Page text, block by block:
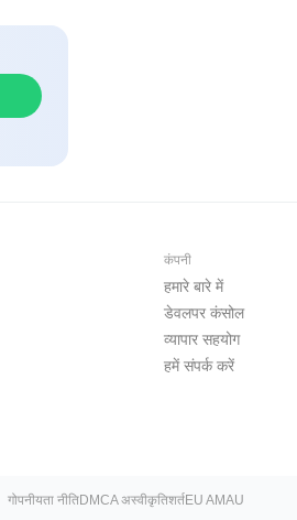
कंपनी
हमारे बारे में
डेवलपर कंसोल
व्यापार सहयोग
हमें संपर्क करें
गोपनीयता नीतिDMCA अस्वीकृतिशर्तEU AMAU